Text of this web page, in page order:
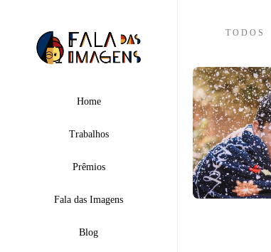
Home
Trabalhos
Prêmios
Fala das Imagens
Blog
TODOS